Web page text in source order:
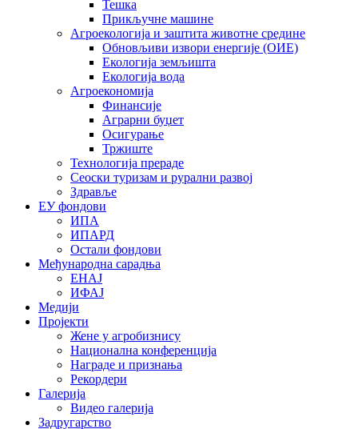
Тешка
Прикључне машине
Агроекологија и заштита животне средине
Обновљиви извори енергије (ОИЕ)
Екологија земљишта
Екологија вода
Агроекономија
Финансије
Аграрни буџет
Осигурање
Тржиште
Технологија прераде
Сеоски туризам и рурални развој
Здравље
ЕУ фондови
ИПА
ИПАРД
Остали фондови
Међународна сарадња
ЕНАЈ
ИФАЈ
Медији
Пројекти
Жене у агробизнису
Национална конференција
Награде и признања
Рекордери
Галерија
Видео галерија
Задругарство